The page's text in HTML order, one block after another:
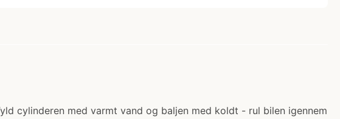
cylinderen med varmt vand og baljen med koldt - rul bilen igennem